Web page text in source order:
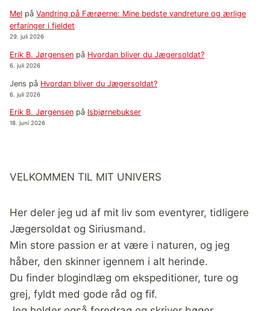
Mel på Vandring på Færøerne: Mine bedste vandreture og ærlige
erfaringer i fjeldet
29. juli 2026
Erik B. Jørgensen på Hvordan bliver du Jægersoldat?
6. juli 2026
Jens på Hvordan bliver du Jægersoldat?
6. juli 2026
Erik B. Jørgensen på Isbjørnebukser
18. juni 2026
VELKOMMEN TIL MIT UNIVERS
Her deler jeg ud af mit liv som eventyrer, tidligere
Jægersoldat og Siriusmand.
Min store passion er at være i naturen, og jeg
håber, den skinner igennem i alt herinde.
Du finder blogindlæg om ekspeditioner, ture og
grej, fyldt med gode råd og fif.